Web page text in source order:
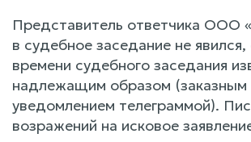
Представитель ответчика ООО
в судебное заседание не
времени судебного заседания
надлежащим образом (заказным
уведомлением телеграммой).
возражений на исковое